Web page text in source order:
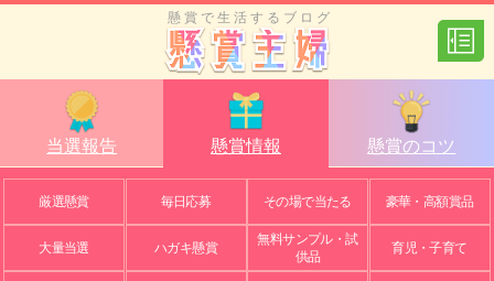
懸賞で生活するブログ
当選報告 懸賞情報 懸賞のコツ
厳選懸賞 毎日応募 その場で当たる 豪華・高額賞品
大量当選 ハガキ懸賞
無料サンプル・試
供品
育児・子育て